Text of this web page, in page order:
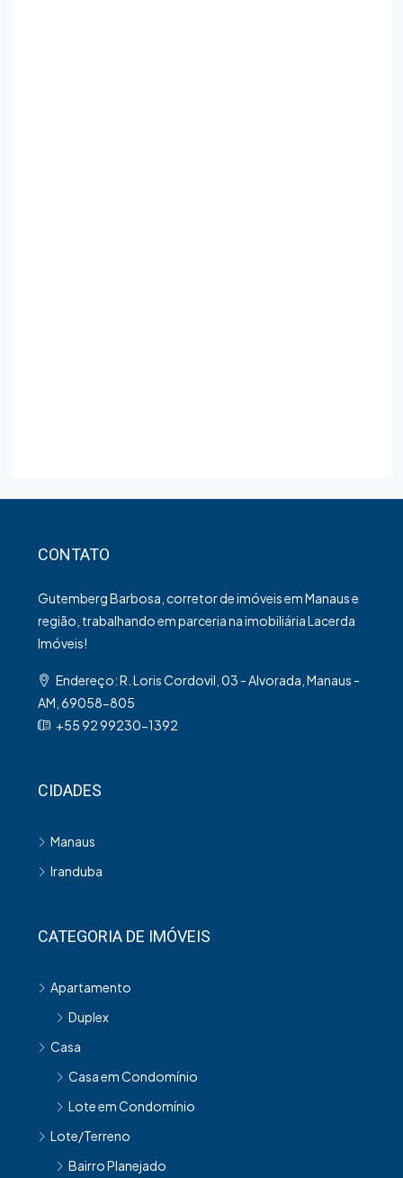
CONTATO
Gutemberg Barbosa, corretor de imóveis em Manaus e
região, trabalhando em parceria na imobiliária Lacerda
Imóveis!
Endereço: R. Loris Cordovil, 03 - Alvorada, Manaus -
AM, 69058-805
+55 92 99230-1392
CIDADES
Manaus
Iranduba
CATEGORIA DE IMÓVEIS
Apartamento
Duplex
Casa
Casa em Condomínio
Lote em Condomínio
Lote/Terreno
Bairro Planejado